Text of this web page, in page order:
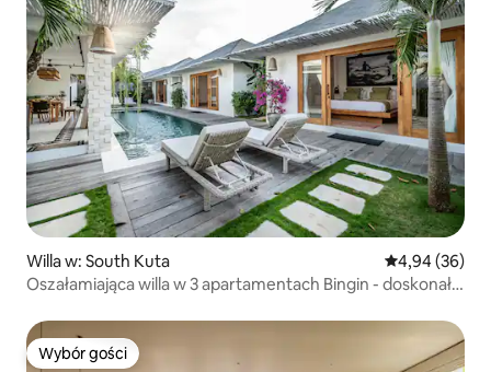
Willa w: South Kuta Średnia
4,94 (36)
Oszałamiająca willa w 3 apartamentach Bingin - doskonała
Wybór gości
Wybór gości